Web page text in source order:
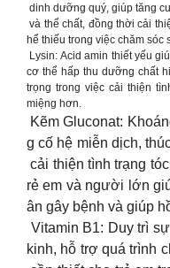
dinh dưỡng quý, giúp tăng
và thể chất, đồng thời cải
hể thiếu trong việc chăm sóc
Lysin: Acid amin thiết yếu
cơ thể hấp thu dưỡng chất
trọng trong việc cải thiện
miệng hơn.
Kẽm Gluconat:
g cố hệ miễn dịch,
cải thiện tình trạng
rẻ em và người lớn
ân gây bệnh và giúp
Vitamin B1: Duy trì
kinh, hỗ trợ quá trình